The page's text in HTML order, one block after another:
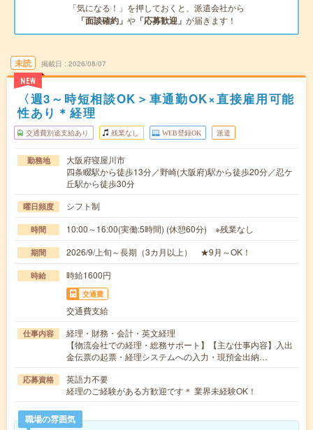
「気になる！」を押しておくと、派遣会社から
「面談確約」 や 「応募歓迎」 が届きます！
未読
NEW
掲載日 2026/08/07
〈週3～時短相談OK＞車通勤OK×直接雇用可能
性あり＊経理
交通費別途支給あり 残業なし WEB登録OK 派遣
勤務地
大阪府寝屋川市
四条畷駅から徒歩13分／野崎(大阪府)駅から徒歩20分／忍ケ
丘駅から徒歩30分
曜日頻度 シフト制
時間 10:00～16:00(実働:5時間) (休憩60分) ※残業なし
期間 2026/9/上旬～長期（3カ月以上） ★9月～OK！
時給 時給1600円
交通費
交通費支給
仕事内容
経理・財務・会計・英文経理
【物流会社での経理・総務サポート】【主な仕事内容】入出
金伝票の起票・経理システムへの入力・現預金出納…
応募資格
英語力不要
経理のご経験がある方歓迎です＊ 業界未経験OK！
職場の雰囲気